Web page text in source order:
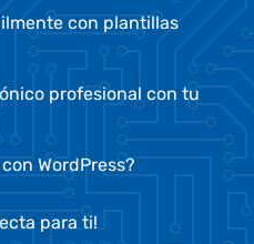
con plantillas
profesional con tu
WordPress?
para ti!